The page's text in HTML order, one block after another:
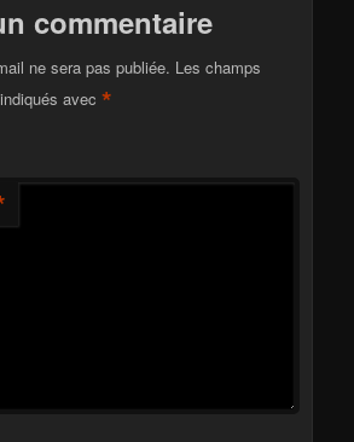
commentaire
ne sera pas publiée. Les champs
avec*